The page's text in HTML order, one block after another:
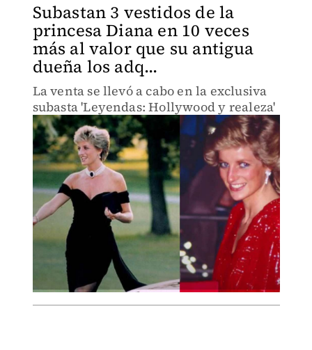
Subastan 3 vestidos de la
princesa Diana en 10 veces
más al valor que su antigua
dueña los adq...
La venta se llevó a cabo en la exclusiva
subasta 'Leyendas: Hollywood y realeza'